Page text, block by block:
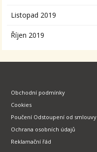
Listopad 2019
Říjen 2019
Obchodní podmínky
Cookies
Poučení Odstoupení od smlouvy
Ochrana osobních údajů
Reklamační řád